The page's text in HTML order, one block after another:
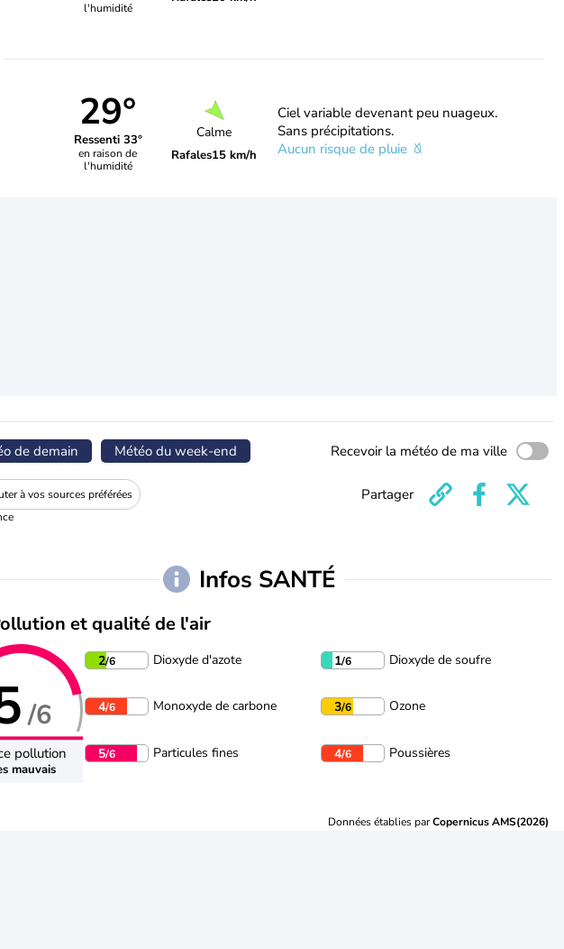
l'humidité
29°
Ressenti 33°
en raison de
l'humidité
Calme
Rafales15 km/h
Ciel variable devenant peu nuageux.
Sans précipitations.
Aucun risque de pluie
de demain Météo du week-end Recevoir la météo de ma ville
à vos sources préférées Partager
Infos SANTÉ
et qualité de l'air
/6
pollution
mauvais
2/6 Dioxyde d'azote 1/6 Dioxyde de soufre
4/6 Monoxyde de carbone 3/6 Ozone
5/6 Particules fines 4/6 Poussières
Données établies parCopernicus AMS(2026)